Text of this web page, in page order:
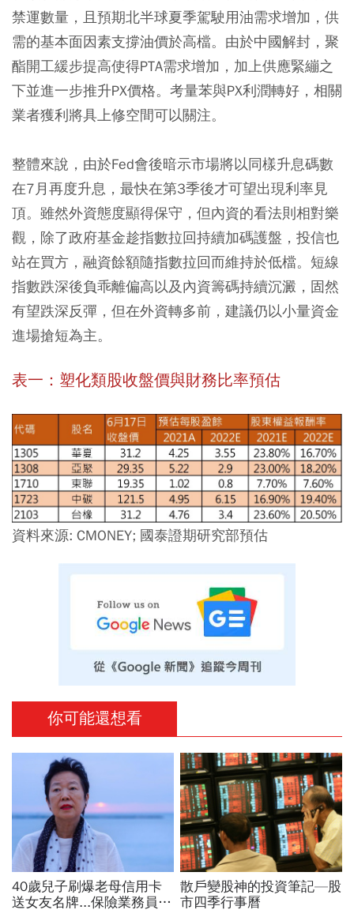
禁運數量，且預期北半球夏季駕駛用油需求增加，供
需的基本面因素支撐油價於高檔。由於中國解封，聚
酯開工緩步提高使得PTA需求增加，加上供應緊繃之
下並進一步推升PX價格。考量苯與PX利潤轉好，相關
業者獲利將具上修空間可以關注。
整體來說，由於Fed會後暗示市場將以同樣升息碼數
在7月再度升息，最快在第3季後才可望出現利率見
頂。雖然外資態度顯得保守，但內資的看法則相對樂
觀，除了政府基金趁指數拉回持續加碼護盤，投信也
站在買方，融資餘額隨指數拉回而維持於低檔。 短線
指數跌深後負乖離偏高以及內資籌碼持續沉澱，固然
有望跌深反彈，但在外資轉多前，建議仍以小量資金
進場搶短為主。
表一：塑化類股收盤價與財務比率預估
資料來源: CMONEY; 國泰證期研究部預估
你可能還想看
40歲兒子刷爆老母信用卡
送女友名牌...保險業務員看
散戶變股神的投資筆記—股
市四季行事曆